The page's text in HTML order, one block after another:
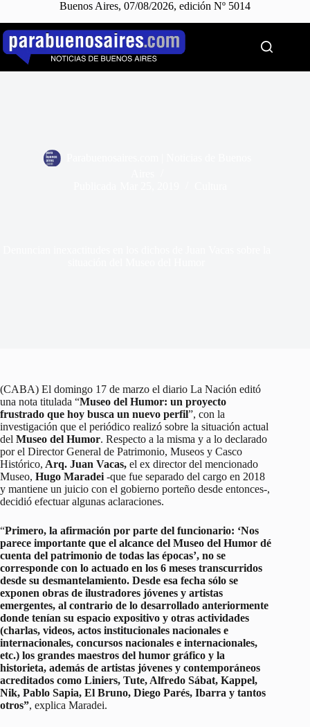
Buenos Aires, 07/08/2026, edición Nº 5014
Saltar
contenido
(CABA) El domingo 17 de marzo el diario La Nación editó
una nota titulada “Museo del Humor: un proyecto
frustrado que hoy busca un nuevo perfil”, con la
investigación que el periódico realizó sobre la situación actual
del Museo del Humor. Respecto a la misma y a lo declarado
por el Director General de Patrimonio, Museos y Casco
Histórico, Arq. Juan Vacas, el ex director del mencionado
Museo, Hugo Maradei -que fue separado del cargo en 2018
y mantiene un juicio con el gobierno porteño desde entonces-,
decidió efectuar algunas aclaraciones.
“Primero, la afirmación por parte del funcionario: ‘Nos
parece importante que el alcance del Museo del Humor dé
cuenta del patrimonio de todas las épocas’, no se
corresponde con lo actuado en los 6 meses transcurridos
desde su desmantelamiento. Desde esa fecha sólo se
exponen obras de ilustradores jóvenes y artistas
emergentes, al contrario de lo desarrollado anteriormente
donde tenían su espacio expositivo y otras actividades
(charlas, videos, actos institucionales nacionales e
internacionales, concursos nacionales e internacionales,
etc.) los grandes maestros del humor gráfico y la
historieta, además de artistas jóvenes y contemporáneos
acreditados como Liniers, Tute, Alfredo Sábat, Kappel,
Nik, Pablo Sapia, El Bruno, Diego Parés, Ibarra y tantos
otros”, explica Maradei.